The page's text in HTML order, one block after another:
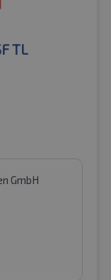
TL
GmbH